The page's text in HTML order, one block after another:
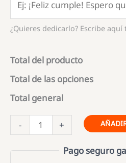
¿Quieres dedicarlo? Escribe
Total del producto
Total de las opciones
Total general
-
Garrotazos
de
Chocolate
+
Pago seguro